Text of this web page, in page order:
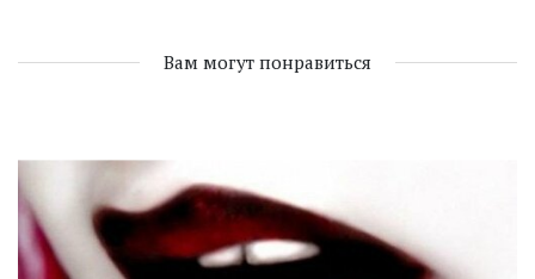
Вам могут понравиться